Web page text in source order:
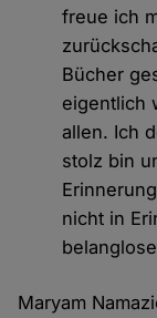
freue ich
Bücher
eigentlich
allen. Ich
stolz bin
nicht in
Maryam